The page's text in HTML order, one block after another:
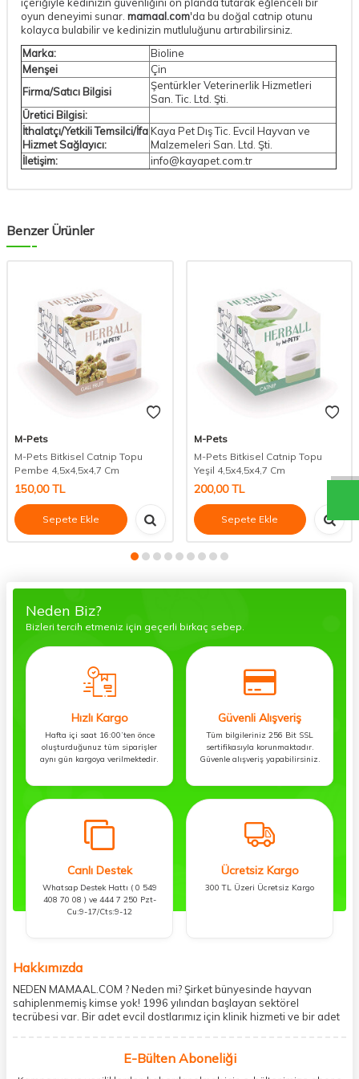
oyun deneyimi sunar. mamaal.com'da bu doğal catnip otunu
kolayca bulabilir ve kedinizin mutluluğunu artırabilirsiniz.
Marka:
Bioline
Menşei
Çin
Firma/Satıcı Bilgisi
Şentürkler Veterinerlik Hizmetleri
San. Tic. Ltd. Şti.
Üretici Bilgisi:
İthalatçı/Yetkili Temsilci/İfa
Hizmet Sağlayıcı:
Kaya Pet Dış Tic. Evcil Hayvan ve
Malzemeleri San. Ltd. Şti.
İletişim:
info@kayapet.com.tr
Benzer Ürünler
M-Pets
M-Pets Bitkisel Catnip Topu
Pembe 4,5x4,5x4,7 Cm
150,00TL
Sepete Ekle
M-Pets
M-Pets Bitkisel Catnip Topu
Yeşil 4,5x4,5x4,7 Cm
200,00TL
Sepete Ekle
Neden Biz?
Bizleri tercih etmeniz için geçerli birkaç sebep.
Hızlı Kargo
Hafta içi saat 16:00’ten önce
oluşturduğunuz tüm siparişler
aynı gün kargoya verilmektedir.
Güvenli Alışveriş
Tüm bilgileriniz 256 Bit SSL
sertifikasıyla korunmaktadır.
Güvenle alışveriş yapabilirsiniz.
Canlı Destek
Whatsap Destek Hattı ( 0 549
408 70 08 ) ve 444 7 250 Pzt-
Cu:9-17/Cts:9-12
Ücretsiz Kargo
300 TL Üzeri Ücretsiz Kargo
Hakkımızda
NEDEN MAMAAL.COM ? Neden mi? Şirket bünyesinde hayvan
sahiplenmemiş kimse yok! 1996 yılından başlayan sektörel
tecrübesi var. Bir adet evcil dostlarımız için klinik hizmeti ve bir adet
mobil şubesi ile tüketicilerine en hızlı ve güvenilir teslimatı garanti
etmektedir. Havale-EFT ve kredi kartı gibi ödeme seçenekleri ile
E-Bülten Aboneliği